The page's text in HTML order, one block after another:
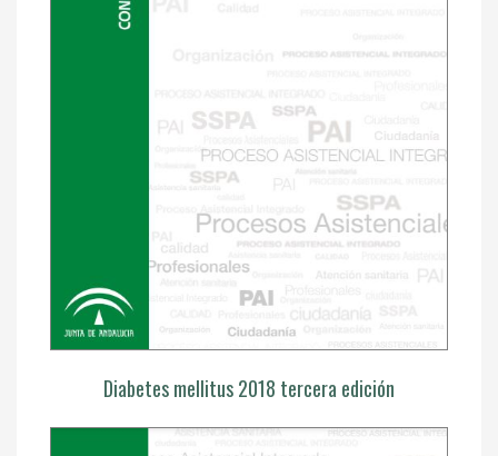
Diabetes mellitus 2018 tercera edición